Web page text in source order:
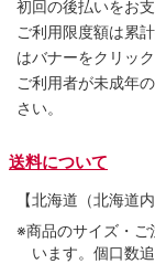
初回の後払いをお
ご利用限度額は累
はバナーをクリッ
ご利用者が未成年
さい。
送料について
【北海道（北海道
※商品のサイズ・ご
います。個口数